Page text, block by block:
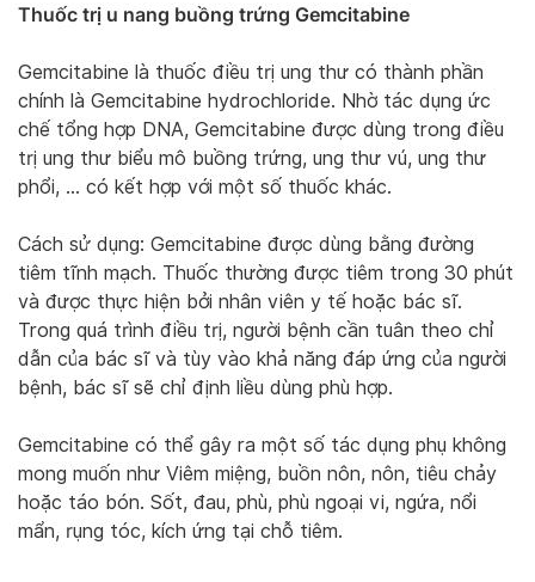
Thuốc trị u nang buồng trứng Gemcitabine
Gemcitabine là thuốc điều trị ung thư có thành phần
chính là Gemcitabine hydrochloride. Nhờ tác dụng ức
chế tổng hợp DNA, Gemcitabine được dùng trong điều
trị ung thư biểu mô buồng trứng, ung thư vú, ung thư
phổi, … có kết hợp với một số thuốc khác.
Cách sử dụng: Gemcitabine được dùng bằng đường
tiêm tĩnh mạch. Thuốc thường được tiêm trong 30 phút
và được thực hiện bởi nhân viên y tế hoặc bác sĩ.
Trong quá trình điều trị, người bệnh cần tuân theo chỉ
dẫn của bác sĩ và tùy vào khả năng đáp ứng của người
bệnh, bác sĩ sẽ chỉ định liều dùng phù hợp.
Gemcitabine có thể gây ra một số tác dụng phụ không
mong muốn như Viêm miệng, buồn nôn, nôn, tiêu chảy
hoặc táo bón. Sốt, đau, phù, phù ngoại vi, ngứa, nổi
mẩn, rụng tóc, kích ứng tại chỗ tiêm.